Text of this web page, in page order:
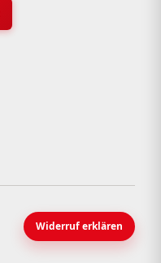
Widerruf erklären